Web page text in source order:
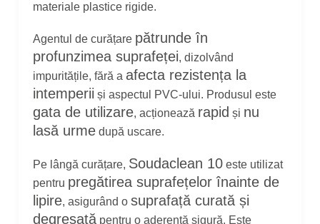
materiale plastice rigide.
Agentul de curățare pătrunde în
profunzimea suprafeței, dizolvând
impuritățile, fără a afecta rezistența la
intemperii și aspectul PVC-ului. Produsul este
gata de utilizare, acționează rapid și nu
lasă urme după uscare.
Pe lângă curățare, Soudaclean 10 este utilizat
pentru pregătirea suprafețelor înainte de
lipire, asigurând o suprafață curată și
degresată pentru o aderență sigură. Este